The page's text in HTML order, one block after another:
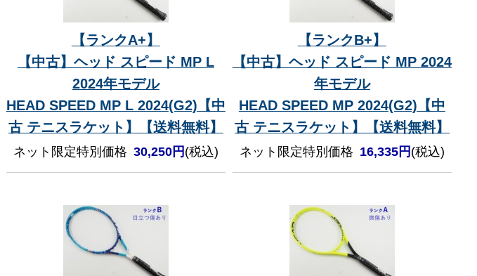
【ランクA+】
【中古】ヘッド スピード MP L
2024年モデル
HEAD SPEED MP L 2024(G2)【中
古 テニスラケット】【送料無料】
ネット限定特別価格 30,250円 (税込)
【ランクB+】
【中古】ヘッド スピード MP 2024
年モデル
HEAD SPEED MP 2024(G2)【中
古 テニスラケット】【送料無料】
ネット限定特別価格 16,335円 (税込)